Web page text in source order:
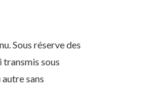
Sous réserve des
sous
sans